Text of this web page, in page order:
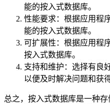
能的按入式数据库。
性能要求：根据应用程
能的按入式数据库。
可扩展性：根据应用程
按入式数据库。
支持和维护：选择有良
以便及时解决问题和获
总之，按入式数据库是一种